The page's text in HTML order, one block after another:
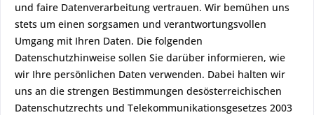
und faire Datenverarbeitung vertrauen. Wir bemühen uns
stets um einen sorgsamen und verantwortungsvollen
Umgang mit Ihren Daten. Die folgenden
Datenschutzhinweise sollen Sie darüber informieren, wie
wir Ihre persönlichen Daten verwenden. Dabei halten wir
uns an die strengen Bestimmungen desösterreichischen
Datenschutzrechts und Telekommunikationsgesetzes 2003